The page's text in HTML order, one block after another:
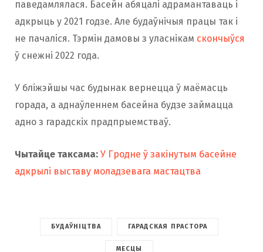
паведамлялася. Басейн абяцалі адрамантаваць і
адкрыць у 2021 годзе. Але будаўнічыя працы так і
не пачаліся. Тэрмін дамовы з уласнікам скончыўся
ў снежні 2022 года.
У бліжэйшы час будынак вернецца ў маёмасць
горада, а аднаўленнем басейна будзе займацца
адно з гарадскіх прадпрыемстваў.
Чытайце таксама: У Гродне ў закінутым басейне
адкрылі выставу моладзевага мастацтва
БУДАЎНІЦТВА ГАРАДСКАЯ ПРАСТОРА
МЕСЦЫ